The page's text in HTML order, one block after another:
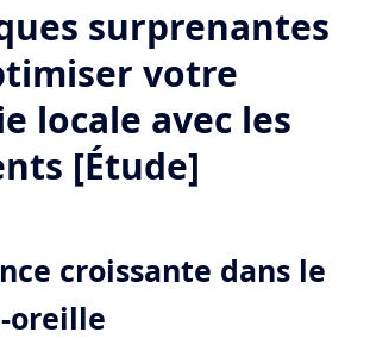
surprenantes
votre
locale avec les
[Étude]
croissante dans le
oreille